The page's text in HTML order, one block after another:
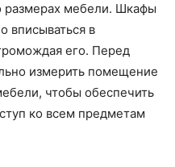
размерах мебели. Шкафы
вписываться в
его. Перед
измерить помещение
чтобы обеспечить
ко всем предметам